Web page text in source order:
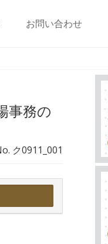
お問い合わせ
事務の
ク0911_001